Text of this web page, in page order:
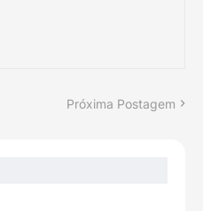
Próxima Postagem